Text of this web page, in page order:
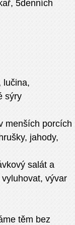
5denních
lučina,
sýry
menších porcích
jahody,
salát a
vývar
těm bez